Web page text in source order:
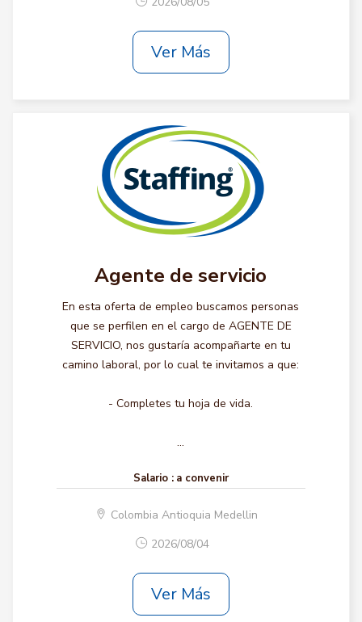
Ver Más
Agente de servicio
En esta oferta de empleo buscamos personas
que se perfilen en el cargo de AGENTE DE
SERVICIO, nos gustaría acompañarte en tu
camino laboral, por lo cual te invitamos a que:
- Completes tu hoja de vida.
...
Salario : a convenir
Colombia Antioquia Medellin
2026/08/04
Ver Más